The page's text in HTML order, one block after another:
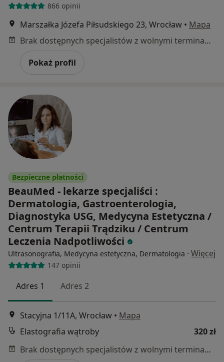
866 opinii
Marszałka Józefa Piłsudskiego 23, Wrocław • Mapa
Brak dostępnych specjalistów z wolnymi terminami w tym centrum medycznym.
Pokaż profil
Bezpieczne płatności
BeauMed - lekarze specjaliści :
Dermatologia, Gastroenterologia,
Diagnostyka USG, Medycyna Estetyczna /
Centrum Terapii Trądziku / Centrum
Leczenia Nadpotliwości
Ultrasonografia, Medycyna estetyczna, Dermatologia · Więcej
147 opinii
Adres 1 Adres 2
Stacyjna 1/11A, Wrocław • Mapa
Elastografia wątroby
320 zł
Brak dostępnych specjalistów z wolnymi terminami w tym centrum medycznym.